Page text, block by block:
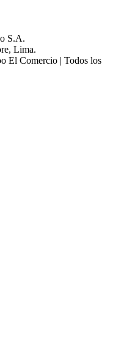
S.A.
Lima.
El Comercio | Todos los